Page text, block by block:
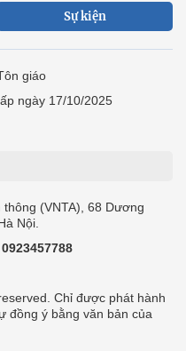
Sự kiện
giáo
ngày 17/10/2025
(VNTA), 68 Dương
Nội.
0923457788
Chỉ được phát hành
đồng ý bằng văn bản của